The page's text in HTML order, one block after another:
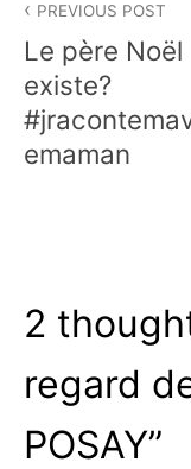
de
l’article
PREVIOUS POST
Le père Noël
existe?
emaman
2
regard
POSAY”